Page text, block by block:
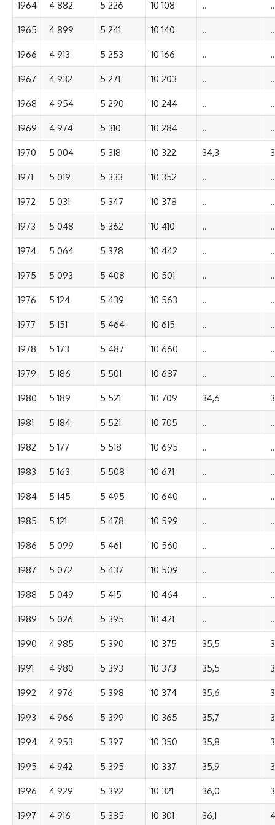
1964 4 882 5 226 10 108 .. ..
1965 4 899 5 241 10 140 .. ..
1966 4 913 5 253 10 166 .. ..
1967 4 932 5 271 10 203 .. ..
1968 4 954 5 290 10 244 .. ..
1969 4 974 5 310 10 284 .. ..
1970 5 004 5 318 10 322 34,3
1971 5 019 5 333 10 352 .. ..
1972 5 031 5 347 10 378 .. ..
1973 5 048 5 362 10 410 .. ..
1974 5 064 5 378 10 442 .. ..
1975 5 093 5 408 10 501 .. ..
1976 5 124 5 439 10 563 .. ..
1977 5 151 5 464 10 615 .. ..
1978 5 173 5 487 10 660 .. ..
1979 5 186 5 501 10 687 .. ..
1980 5 189 5 521 10 709 34,6
1981 5 184 5 521 10 705 .. ..
1982 5 177 5 518 10 695 .. ..
1983 5 163 5 508 10 671 .. ..
1984 5 145 5 495 10 640 .. ..
1985 5 121 5 478 10 599 .. ..
1986 5 099 5 461 10 560 .. ..
1987 5 072 5 437 10 509 .. ..
1988 5 049 5 415 10 464 .. ..
1989 5 026 5 395 10 421 .. ..
1990 4 985 5 390 10 375 35,5
1991 4 980 5 393 10 373 35,5
1992 4 976 5 398 10 374 35,6
1993 4 966 5 399 10 365 35,7
1994 4 953 5 397 10 350 35,8
1995 4 942 5 395 10 337 35,9
1996 4 929 5 392 10 321 36,0
1997 4 916 5 385 10 301 36,1